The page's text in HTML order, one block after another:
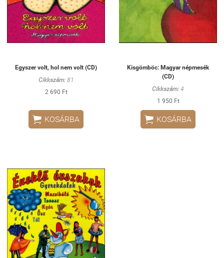
Egyszer volt, hol nem volt (CD)
Cikkszám:81
2 690 Ft
 KOSÁRBA
Kisgömböc: Magyar népmesék
(CD)
Cikkszám: 4
1 950 Ft
 KOSÁRBA